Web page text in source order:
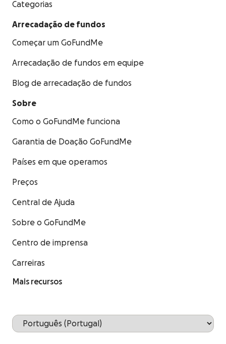
Categorias
Arrecadação de fundos
Começar um GoFundMe
Arrecadação de fundos em equipe
Blog de arrecadação de fundos
Sobre
Como o GoFundMe funciona
Garantia de Doação GoFundMe
Países em que operamos
Preços
Central de Ajuda
Sobre o GoFundMe
Centro de imprensa
Carreiras
Mais recursos